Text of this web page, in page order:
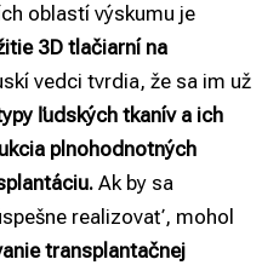
oblastí výskumu je
3D tlačiarní na
vedci tvrdia, že sa im už
ľudských tkanív a ich
plnohodnotných
Ak by sa
realizovať, mohol
transplantačnej